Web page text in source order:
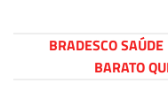
BRADESCO
BARATO